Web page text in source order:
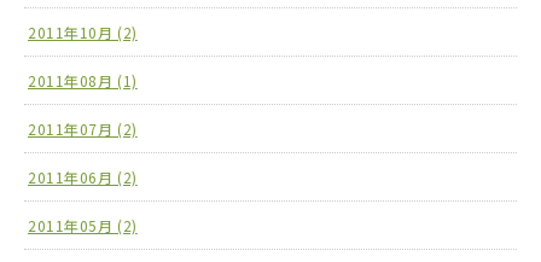
2011年10月 (2)
2011年08月 (1)
2011年07月 (2)
2011年06月 (2)
2011年05月 (2)